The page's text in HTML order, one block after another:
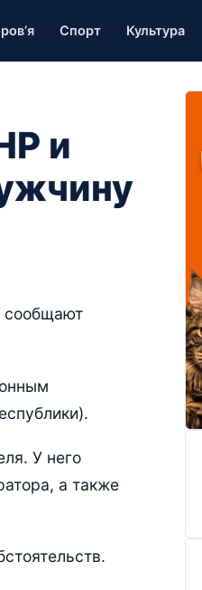
Спорт Культура
и
сообщают
У него
а также